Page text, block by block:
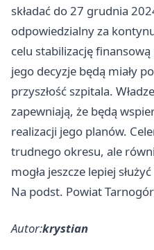
składać do 27 grudnia
odpowiedzialny za
celu stabilizację
jego decyzje będą miały
przyszłość szpitala.
zapewniają, że będą
realizacji jego planów.
trudnego okresu, ale
mogła jeszcze lepiej
Na podst. Powiat
Autor:krystian